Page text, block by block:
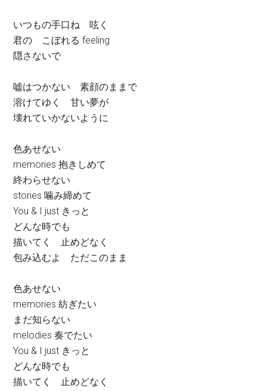
いつもの手口ね 呟く
君の こぼれる feeling
隠さないで
嘘はつかない 素顔のままで
溶けてゆく 甘い夢が
壊れていかないように
色あせない
memories 抱きしめて
終わらせない
stories 噛み締めて
You & I just きっと
どんな時でも
描いてく 止めどなく
包み込むよ ただこのまま
色あせない
memories 紡ぎたい
まだ知らない
melodies 奏でたい
You & I just きっと
どんな時でも
描いてく 止めどなく